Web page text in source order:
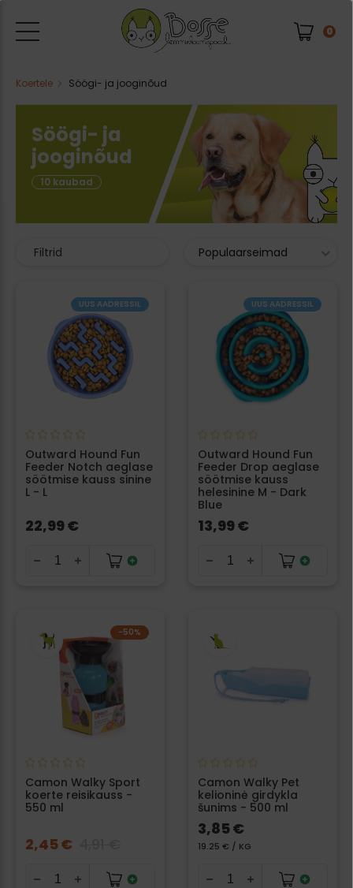
0
Koertele Söögi- ja jooginõud
Söögi- ja
jooginõud
10 kaubad
Filtrid Populaarseimad
UUS AADRESSIL
Outward Hound Fun
Feeder Notch aeglase
söötmise kauss sinine
L - L
22,99 €
UUS AADRESSIL
Outward Hound Fun
Feeder Drop aeglase
söötmise kauss
helesinine M - Dark
Blue
13,99 €
−50%
Camon Walky Sport
koerte reisikauss -
550 ml
2,45 €
Camon Walky Pet
kelioninė girdykla
šunims - 500 ml
3,85 €
19.25 € / KG